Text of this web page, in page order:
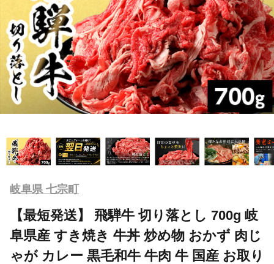
岐阜県 七宗町
【最短発送】 飛騨牛 切り落とし 700g 岐
阜県産 すき焼き 牛丼 炒め物 おかず 肉じ
ゃが カレー 黒毛和牛 牛肉 牛 国産 お取り